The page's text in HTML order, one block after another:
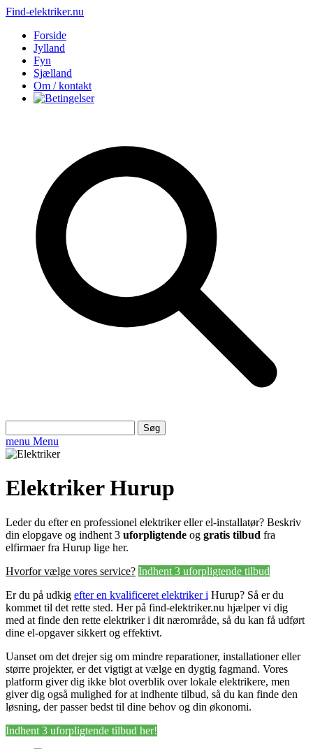
Find-elektriker.nu
Forside
Jylland
Fyn
Sjælland
Om / kontakt
efter:
menu Menu
Elektriker Hurup
Leder du efter en professionel elektriker eller el-installatør? Beskriv
din elopgave og indhent 3 uforpligtende og gratis tilbud fra
elfirmaer fra Hurup lige her.
Hvorfor vælge vores service? Indhent 3 uforpligtende tilbud
Er du på udkig efter en kvalificeret elektriker i Hurup? Så er du
kommet til det rette sted. Her på find-elektriker.nu hjælper vi dig
med at finde den rette elektriker i dit nærområde, så du kan få udført
dine el-opgaver sikkert og effektivt.
Uanset om det drejer sig om mindre reparationer, installationer eller
større projekter, er det vigtigt at vælge en dygtig fagmand. Vores
platform giver dig ikke blot overblik over lokale elektrikere, men
giver dig også mulighed for at indhente tilbud, så du kan finde den
løsning, der passer bedst til dine behov og din økonomi.
Indhent 3 uforpligtende tilbud her!